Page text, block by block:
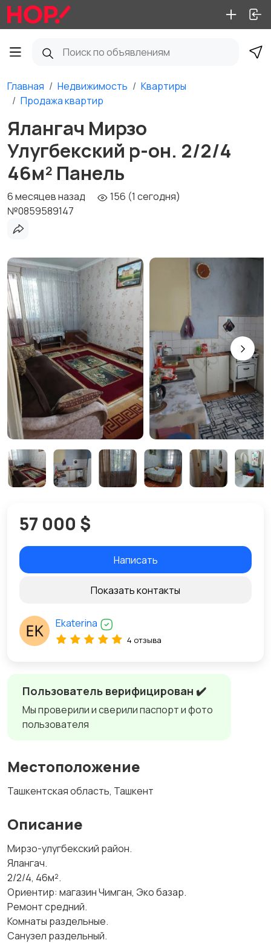
Главная Недвижимость
Квартиры
Продажа квартир
Ялангач Мирзо
Улугбекский р-он. 2/2/4
46м² Панель
6 месяцев назад
156 (1 сегодня)
№0859589147
Пользователь верифицирован ✔️
Мы проверили и сверили паспорт и фото
пользователя
Местоположение
Ташкентская область, Ташкент
Описание
Мирзо-улугбекский район.
Ялангач.
2/2/4, 46м².
Ориентир: магазин Чимган, Эко базар.
Ремонт средний.
Комнаты раздельные.
Санузел раздельный.
57 000 $
Написать
Показать контакты
Ekaterina
4 отзыва